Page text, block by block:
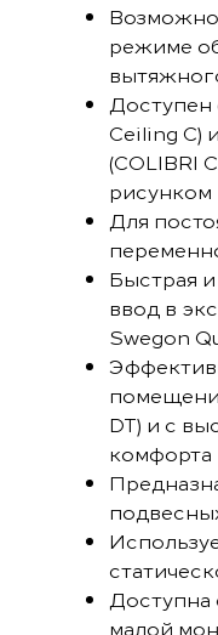
режиме
Доступен
Ceiling C)
(COLIBRI
рисунком
Для
Быстрая
ввод в
Swegon
DT) и с
комфорта
Доступна
малой